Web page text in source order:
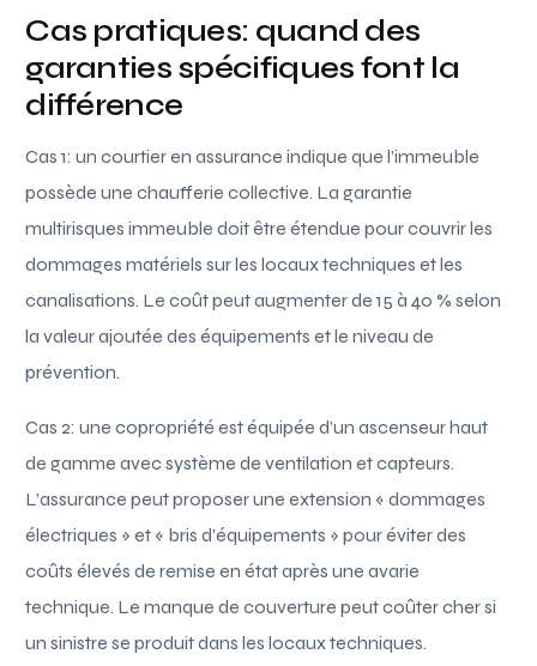
Cas pratiques: quand des
garanties spécifiques font la
différence
Cas 1: un courtier en assurance indique que l’immeuble
possède une chaufferie collective. La garantie
multirisques immeuble doit être étendue pour couvrir les
dommages matériels sur les locaux techniques et les
canalisations. Le coût peut augmenter de 15 à 40 % selon
la valeur ajoutée des équipements et le niveau de
prévention.
Cas 2: une copropriété est équipée d’un ascenseur haut
de gamme avec système de ventilation et capteurs.
L’assurance peut proposer une extension « dommages
électriques » et « bris d’équipements » pour éviter des
coûts élevés de remise en état après une avarie
technique. Le manque de couverture peut coûter cher si
un sinistre se produit dans les locaux techniques.